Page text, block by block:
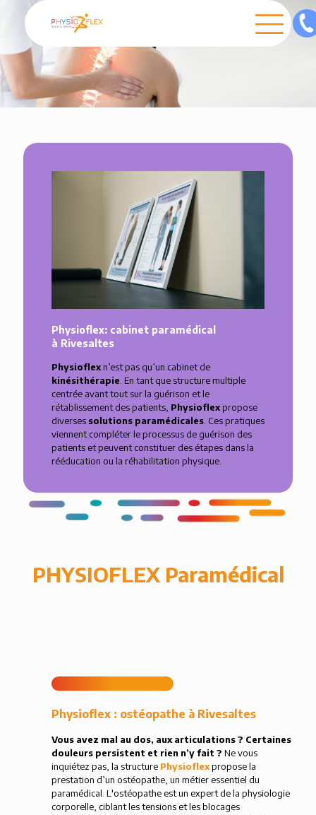
PHYSIOFLEX Paramédical
Physioflex: cabinet paramédical
à Rivesaltes
Physioflexn’est pas qu’un cabinet de
kinésithérapie . En tant que structure multiple
centrée avant tout sur la guérison et le
rétablissement des patients, Physioflexpropose
diverses solutions paramédicales . Ces pratiques
viennent compléter le processus de guérison des
patients et peuvent constituer des étapes dans la
rééducation ou la réhabilitation physique.
Physioflex : ostéopathe à Rivesaltes
Vous avez mal au dos, aux articulations ? Certaines
douleurs persistent et rien n’y fait ? Ne vous
inquiétez pas, la structure Physioflexpropose la
prestation d’un ostéopathe, un métier essentiel du
paramédical. L'ostéopathe est un expert de la physiologie
corporelle, ciblant les tensions et les blocages